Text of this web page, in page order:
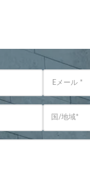
Eメール *
国/地域*